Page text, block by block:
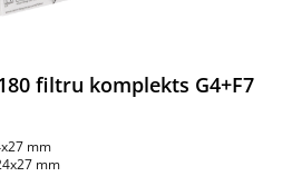
filtru komplekts G4+F7
mm
mm